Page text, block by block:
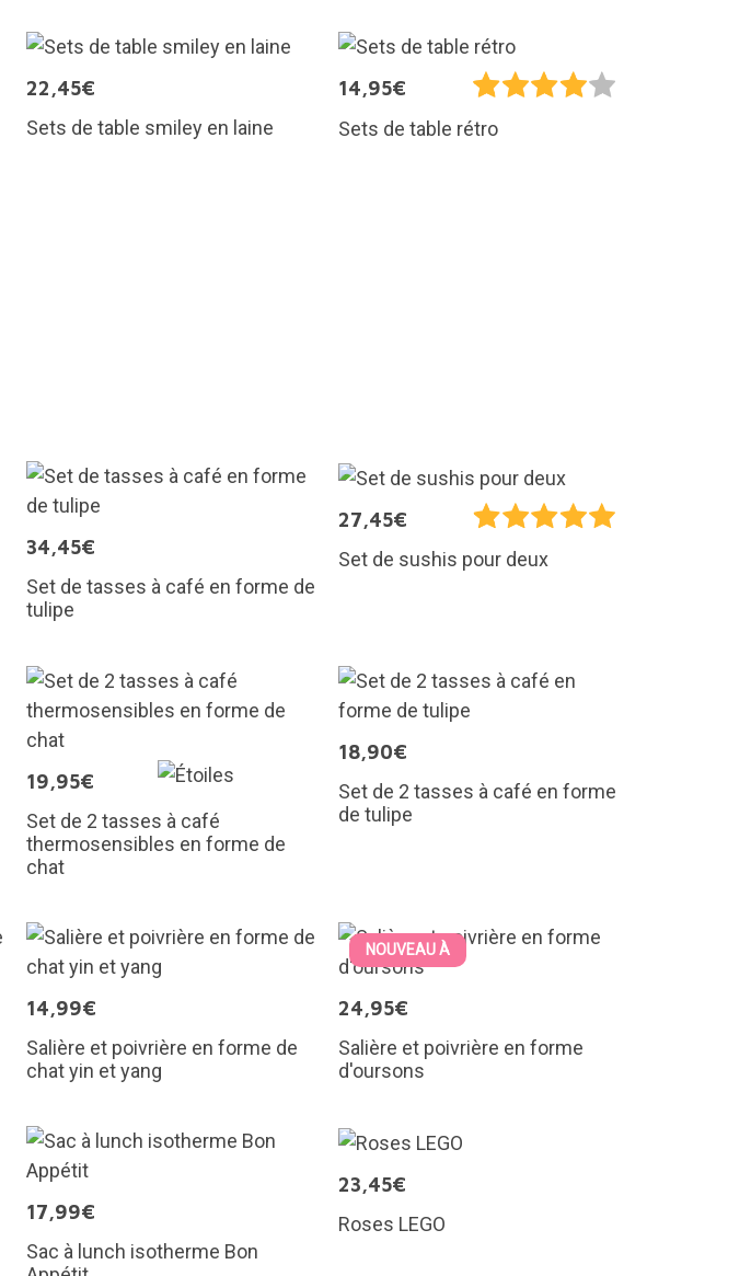
22,45€
Sets de table smiley en laine
14,95€
Sets de table rétro
34,45€
Set de tasses à café en forme de
tulipe
27,45€
Set de sushis pour deux
19,95€
Set de 2 tasses à café
thermosensibles en forme de
chat
18,90€
Set de 2 tasses à café en forme
de tulipe
14,99€
Salière et poivrière en forme de
chat yin et yang
NOUVEAU À
24,95€
Salière et poivrière en forme
d'oursons
17,99€
Sac à lunch isotherme Bon
23,45€
Roses LEGO